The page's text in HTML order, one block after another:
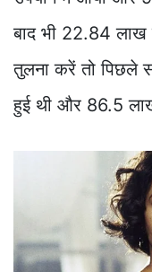
बाद भी 22.84 लाख
तुलना करें तो पिछले
हुई थी और 86.5